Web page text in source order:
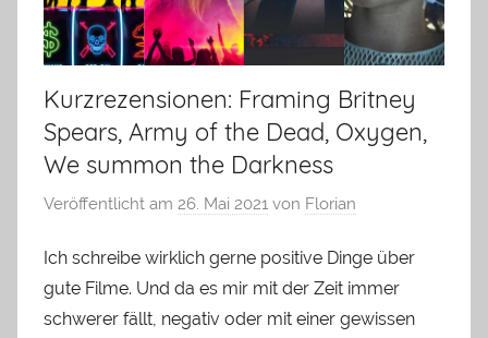
Kurzrezensionen: Framing Britney
Spears, Army of the Dead, Oxygen,
We summon the Darkness
Veröffentlicht am 26. Mai 2021 von Florian
Ich schreibe wirklich gerne positive Dinge über
gute Filme. Und da es mir mit der Zeit immer
schwerer fällt, negativ oder mit einer gewissen